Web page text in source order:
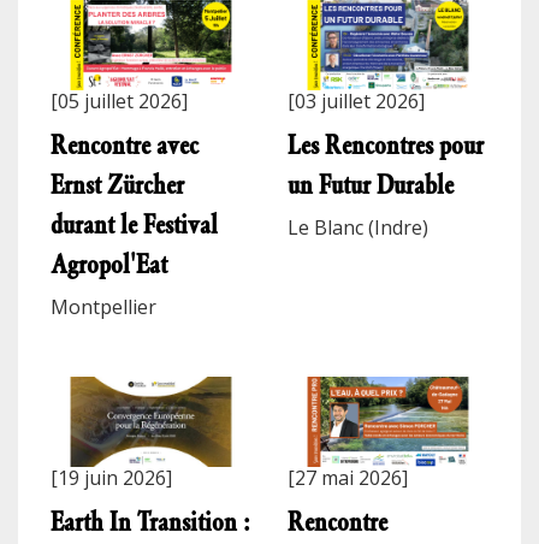
[05 juillet 2026]
Rencontre avec
Ernst Zürcher
durant le Festival
Agropol'Eat
Montpellier
[03 juillet 2026]
Les Rencontres pour
un Futur Durable
Le Blanc (Indre)
[19 juin 2026]
Earth In Transition :
[27 mai 2026]
Rencontre